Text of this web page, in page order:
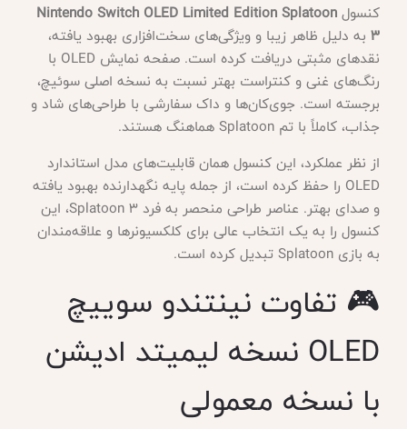
کنسولNintendo Switch OLED Limited Edition Splatoon
3 به دلیل ظاهر زیبا و ویژگی‌های سخت‌افزاری بهبود یافته،
نقدهای مثبتی دریافت کرده است. صفحه نمایش OLED با
رنگ‌های غنی و کنتراست بهتر نسبت به نسخه اصلی سوئیچ،
برجسته است. جوی‌کان‌ها و داک سفارشی با طراحی‌های شاد و
جذاب، کاملاً با تم Splatoon هماهنگ هستند.
از نظر عملکرد، این کنسول همان قابلیت‌های مدل استاندارد
OLED را حفظ کرده است، از جمله پایه نگهدارنده بهبود یافته
و صدای بهتر. عناصر طراحی منحصر به فرد Splatoon 3، این
کنسول را به یک انتخاب عالی برای کلکسیونرها و علاقه‌مندان
به بازی Splatoon تبدیل کرده است.
🎮 تفاوت نینتندو سوییچ
OLED نسخه لیمیتد ادیشن
با نسخه معمولی